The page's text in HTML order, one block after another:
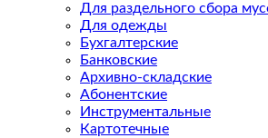
Для раздельного сбора
Для одежды
Бухгалтерские
Банковские
Архивно-складские
Абонентские
Инструментальные
Картотечные